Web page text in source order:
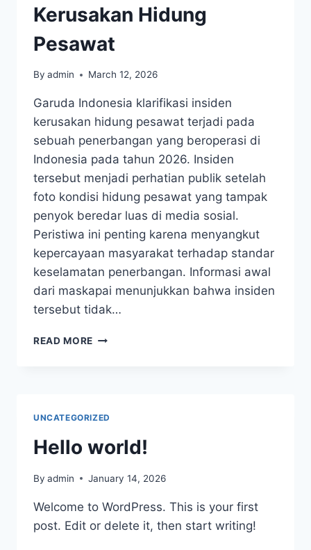
Kerusakan Hidung
Pesawat
By admin March 12, 2026
Garuda Indonesia klarifikasi insiden
kerusakan hidung pesawat terjadi pada
sebuah penerbangan yang beroperasi di
Indonesia pada tahun 2026. Insiden
tersebut menjadi perhatian publik setelah
foto kondisi hidung pesawat yang tampak
penyok beredar luas di media sosial.
Peristiwa ini penting karena menyangkut
kepercayaan masyarakat terhadap standar
keselamatan penerbangan. Informasi awal
dari maskapai menunjukkan bahwa insiden
tersebut tidak…
READ MORE GARUDA
UNCATEGORIZED
Hello world!
By admin January 14, 2026
Welcome to WordPress. This is your first
post. Edit or delete it, then start writing!